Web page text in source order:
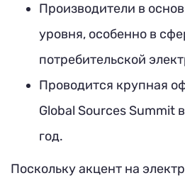
Производители в
уровня, особенно в
потребительской
Проводится крупная
Global Sources Summit
год.
Поскольку акцент на